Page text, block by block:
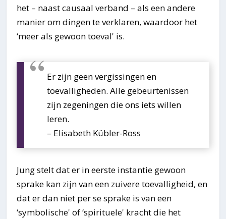
het – naast causaal verband – als een andere
manier om dingen te verklaren, waardoor het
‘meer als gewoon toeval' is.
Er zijn geen vergissingen en
toevalligheden. Alle gebeurtenissen
zijn zegeningen die ons iets willen
leren.
– Elisabeth Kübler-Ross
Jung stelt dat er in eerste instantie gewoon
sprake kan zijn van een zuivere toevalligheid, en
dat er dan niet per se sprake is van een
‘symbolische' of ‘spirituele' kracht die het